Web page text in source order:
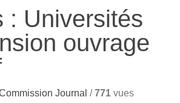
: Universités
ouvrage
Journal /771 vues